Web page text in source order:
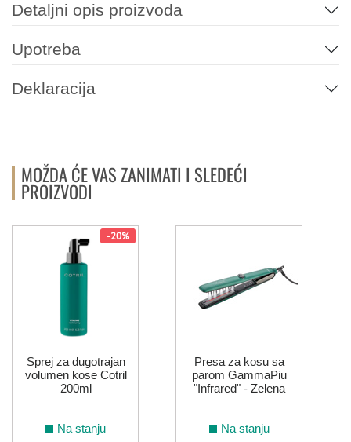
Detaljni opis proizvoda
Upotreba
Deklaracija
MOŽDA ĆE VAS ZANIMATI I SLEDEĆI
PROIZVODI
-20%
Sprej za dugotrajan
volumen kose Cotril
200ml
Na stanju
Presa za kosu sa
parom GammaPiu
"Infrared" - Zelena
Na stanju